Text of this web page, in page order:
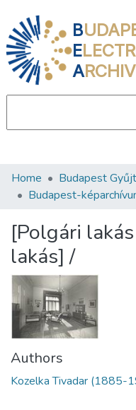
B
E
A
Communities &
Statistics
About us
Home Budapest
Budapest-
[Polgári
lakás] /
Authors
Kozelka Tivadar (1885-